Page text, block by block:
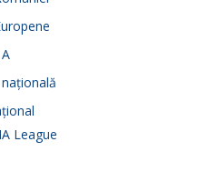
League